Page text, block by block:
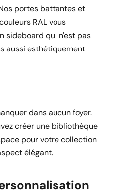
portes battantes et
RAL vous
sideboard qui n'est pas
aussi esthétiquement
dans aucun foyer.
créer une bibliothèque
pour votre collection
élégant.